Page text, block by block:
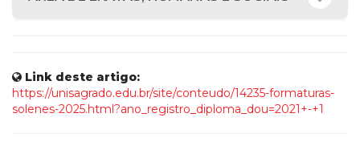
Link deste artigo:
https://unisagrado.edu.br/site/conteudo/14235-formaturas-
solenes-2025.html?ano_registro_diploma_dou=2021+-+1